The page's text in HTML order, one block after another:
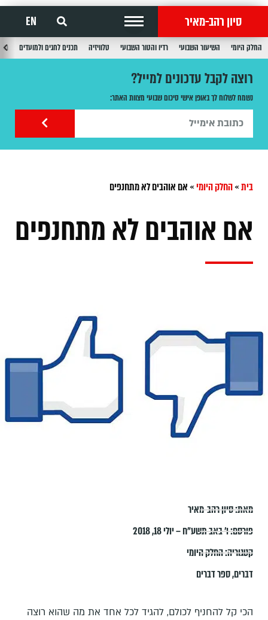
סיון רהב-מאיר EN
החלק היומי השיעור השבועי רדיו והטור השבועי טלוויזיה תכנים לחגים ולמועדים
רוצה לקבל עדכונים למייל?
נשמח לשלוח לך באופן אישי סיכום שבועי מצוות האתר:
בית»החלק היומי»אם אוהבים לא מתחנפים
אם אוהבים לא מתחנפים
מאת:סיון רהב-מאיר
פורסם:ו׳ באב תשע״ח – יולי 18, 2018
קטגוריה:החלק היומי
דברים,ספר דברים
הכי קל להחניף לכולם, להגיד לכל אחד את מה שהוא רוצה